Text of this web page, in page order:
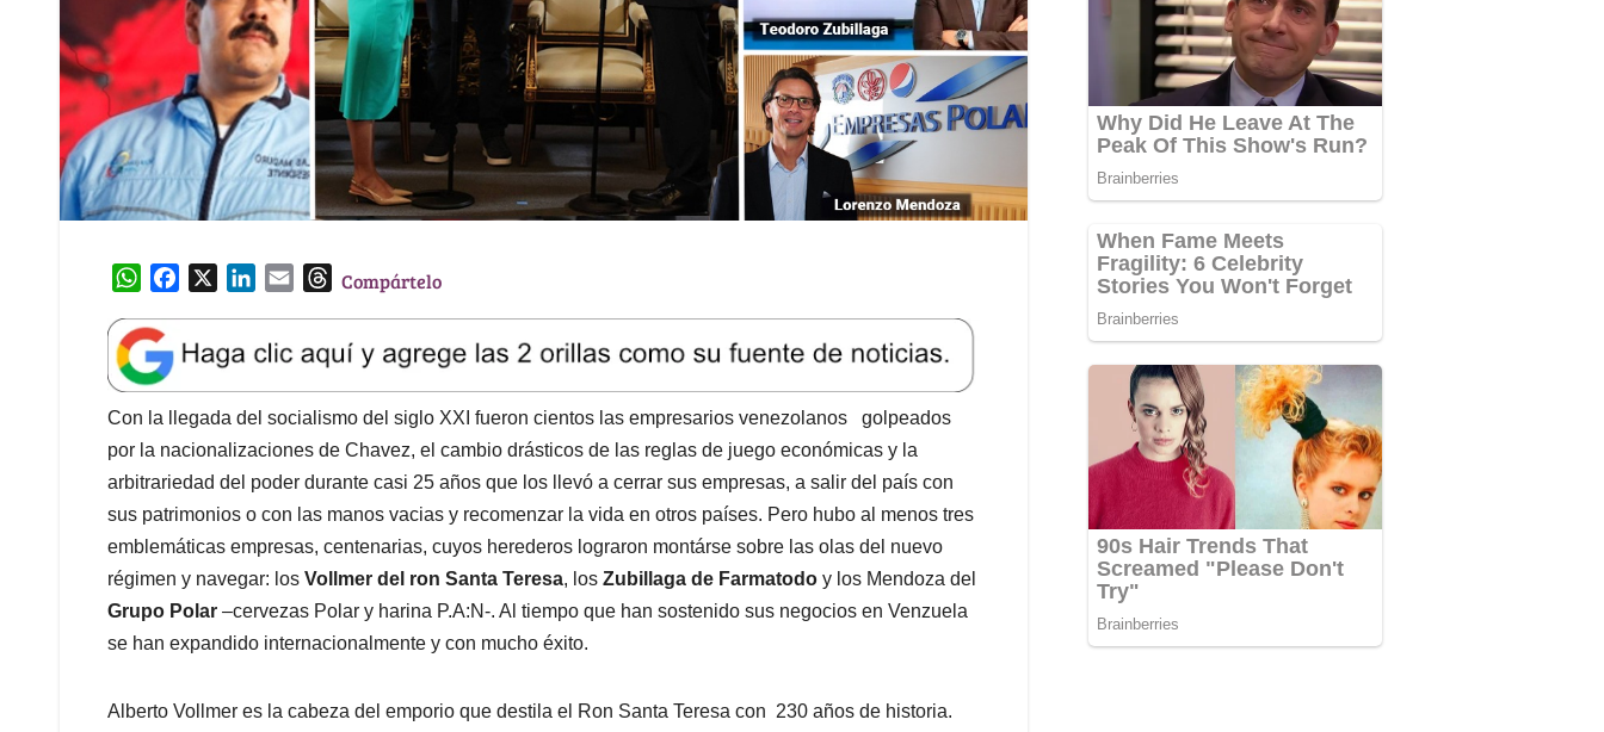
W
a
t
s
A
p
p
e
b
o
o
k
k
e
d
I
n
l
T
e
a
d
s
Compártelo
Con la llegada del socialismo del siglo XXI fueron cientos las empresarios venezolanos golpeados
por la nacionalizaciones de Chavez, el cambio drásticos de las reglas de juego económicas y la
arbitrariedad del poder durante casi 25 años que los llevó a cerrar sus empresas, a salir del país con
sus patrimonios o con las manos vacias y recomenzar la vida en otros países. Pero hubo al menos tres
emblemáticas empresas, centenarias, cuyos herederos lograron montárse sobre las olas del nuevo
régimen y navegar: los Vollmer del ron Santa Teresa, los Zubillaga de Farmatodo y los Mendoza del
Grupo Polar –cervezas Polar y harina P.A:N-. Al tiempo que han sostenido sus negocios en Venzuela
se han expandido internacionalmente y con mucho éxito.
Alberto Vollmer es la cabeza del emporio que destila el Ron Santa Teresa con 230 años de historia.